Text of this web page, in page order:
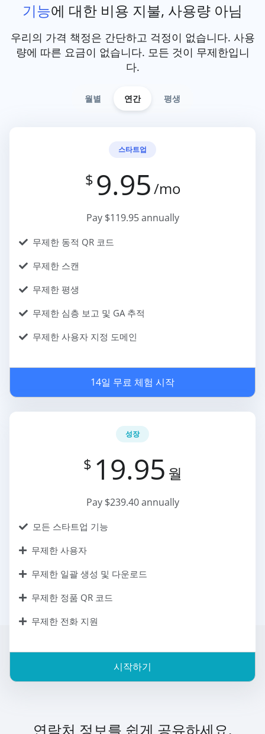
기능에 대한 비용 지불, 사용량 아님
우리의 가격 책정은 간단하고 걱정이 없습니다. 사용
량에 따른 요금이 없습니다. 모든 것이 무제한입니
다.
월별 연간 평생
스타트업
$ 9.95/mo
Pay $119.95 annually
무제한 동적 QR 코드
무제한 스캔
무제한 평생
무제한 심층 보고 및 GA 추적
무제한 사용자 지정 도메인
14일 무료 체험 시작
성장
$ 19.95 월
Pay $239.40 annually
모든 스타트업 기능
무제한 사용자
무제한 일괄 생성 및 다운로드
무제한 정품 QR 코드
무제한 전화 지원
시작하기
연락처 정보를 쉽게 공유하세요.